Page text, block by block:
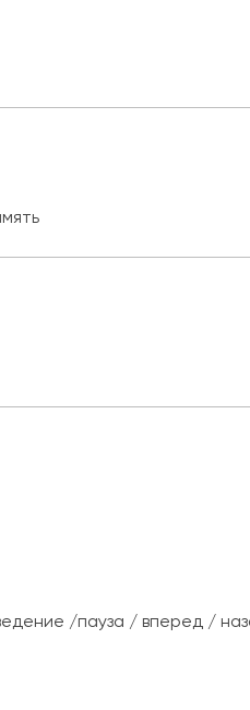
/пауза / вперед /